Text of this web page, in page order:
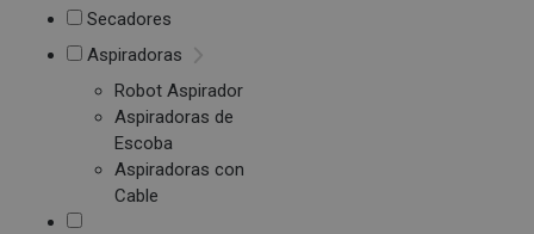
Secadores
Aspiradoras
Robot Aspirador
Aspiradoras de
Escoba
Aspiradoras con
Cable